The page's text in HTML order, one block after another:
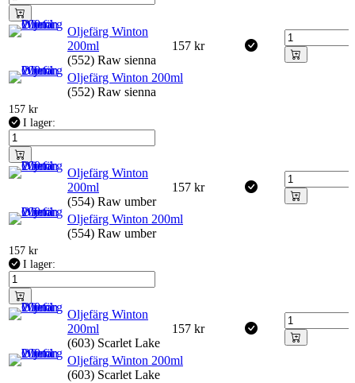
Oljefärg Winton
200ml
(552) Raw sienna
157 kr
Oljefärg Winton 200ml
(552) Raw sienna
157 kr
I lager:
Oljefärg Winton
200ml
(554) Raw umber
157 kr
Oljefärg Winton 200ml
(554) Raw umber
157 kr
I lager:
Oljefärg Winton
200ml
(603) Scarlet Lake
157 kr
Oljefärg Winton 200ml
(603) Scarlet Lake